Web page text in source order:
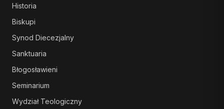
Historia
Biskupi
Synod Diecezjalny
Sanktuaria
Błogosławieni
Seminarium
Wydział Teologiczny